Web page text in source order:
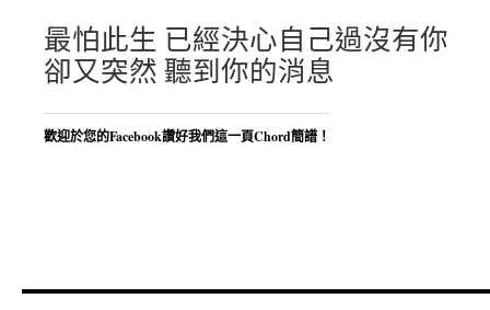
最怕此生 已經決心自己過沒有你
卻又突然 聽到你的消息
歡迎於您的Facebook讚好我們這一頁Chord簡譜！